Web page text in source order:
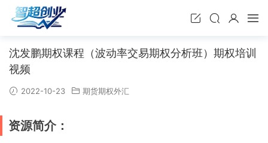
沈发鹏期权课程（波动率交易期权分析班）期权培训
视频
2022-10-23 期货期权外汇
资源简介：